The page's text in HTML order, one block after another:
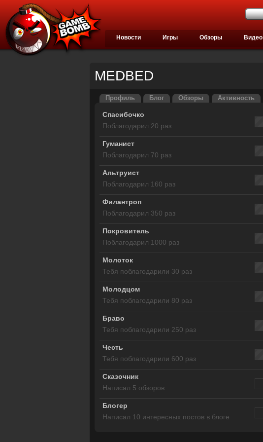
Новости Игры Обзоры Видео
MEDBED
Профиль Блог Обзоры Активность
Спасибочко
Поблагодарил 20 раз
Гуманист
Поблагодарил 70 раз
Альтруист
Поблагодарил 160 раз
Филантроп
Поблагодарил 350 раз
Покровитель
Поблагодарил 1000 раз
Молоток
Тебя поблагодарили 30 раз
Молодцом
Тебя поблагодарили 80 раз
Браво
Тебя поблагодарили 250 раз
Честь
Тебя поблагодарили 600 раз
Сказочник
Написал 5 обзоров
Блогер
Написал 10 интересных постов в блоге